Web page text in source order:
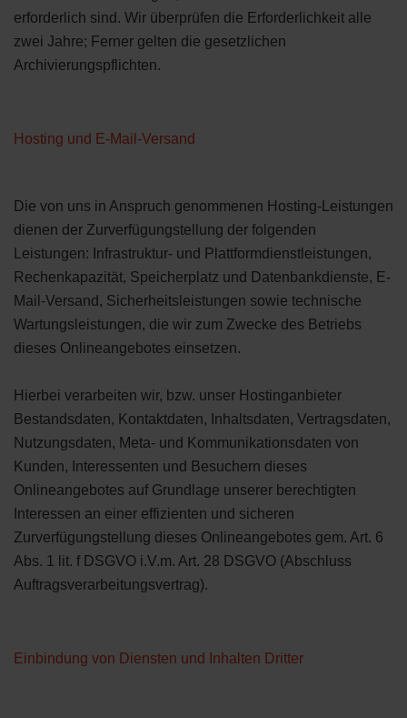
erforderlich sind. Wir überprüfen die Erforderlichkeit alle
zwei Jahre; Ferner gelten die gesetzlichen
Archivierungspflichten.
Hosting und E-Mail-Versand
Die von uns in Anspruch genommenen Hosting-Leistungen
dienen der Zurverfügungstellung der folgenden
Leistungen: Infrastruktur- und Plattformdienstleistungen,
Rechenkapazität, Speicherplatz und Datenbankdienste, E-
Mail-Versand, Sicherheitsleistungen sowie technische
Wartungsleistungen, die wir zum Zwecke des Betriebs
dieses Onlineangebotes einsetzen.
Hierbei verarbeiten wir, bzw. unser Hostinganbieter
Bestandsdaten, Kontaktdaten, Inhaltsdaten, Vertragsdaten,
Nutzungsdaten, Meta- und Kommunikationsdaten von
Kunden, Interessenten und Besuchern dieses
Onlineangebotes auf Grundlage unserer berechtigten
Interessen an einer effizienten und sicheren
Zurverfügungstellung dieses Onlineangebotes gem. Art. 6
Abs. 1 lit. f DSGVO i.V.m. Art. 28 DSGVO (Abschluss
Auftragsverarbeitungsvertrag).
Einbindung von Diensten und Inhalten Dritter